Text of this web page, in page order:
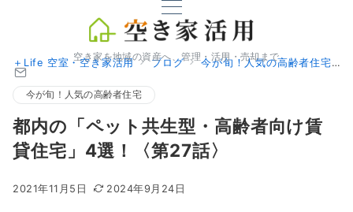
空き家を地域の資産へ、管理・活用・売却まで
＋Life 空室・空き家活用 ブログ 今が旬！人気の高齢者住宅
今が旬！人気の高齢者住宅
都内の「ペット共生型・高齢者向け賃
貸住宅」4選！〈第27話〉
2021年11月5日 2024年9月24日